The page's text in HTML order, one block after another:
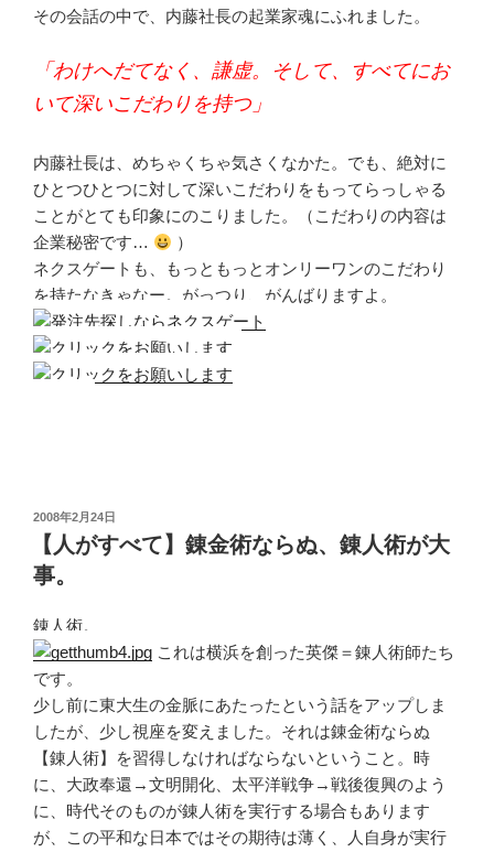
その会話の中で、内藤社長の起業家魂にふれました。
「わけへだてなく、謙虚。そして、すべてにお
いて深いこだわりを持つ」
内藤社長は、めちゃくちゃ気さくなかた。でも、絶対に
ひとつひとつに対して深いこだわりをもってらっしゃる
ことがとても印象にのこりました。（こだわりの内容は
企業秘密です…
）
ネクスゲートも、もっともっとオンリーワンのこだわり
を持たなきゃなー。がっつり、がんばりますよ。
投
日:
2008年2月24日
【人がすべて】錬金術ならぬ、錬人術が大
事。
錬人術。
これは横浜を創った英傑＝錬人術師たち
です。
少し前に東大生の金脈にあたったという話をアップしま
したが、少し視座を変えました。それは錬金術ならぬ
【錬人術】を習得しなければならないということ。時
に、大政奉還→文明開化、太平洋戦争→戦後復興のよう
に、時代そのものが錬人術を実行する場合もあります
が、この平和な日本ではその期待は薄く、人自身が実行